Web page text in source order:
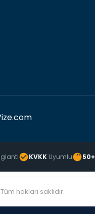
KVKKUyumlu 50+
hakları saklıdır.